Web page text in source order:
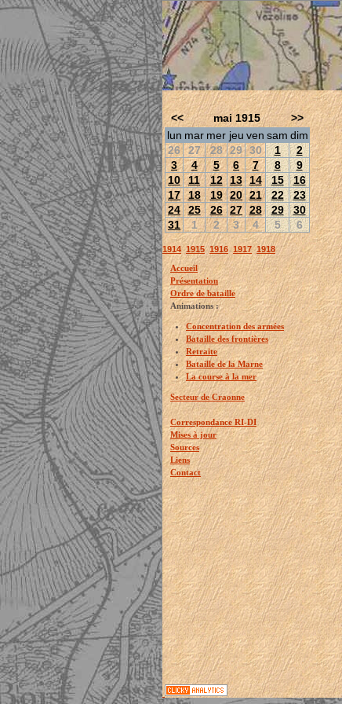
<< mai 1915
>>
lun mar mer jeu ven sam dim
26
27 28 29 30 1
2
3
4 5 6 7 8
9
10
11 12 13 14 15
16
17 18 19 20 21 22
23
24 25 26 27 28 29
30
31
1 2 3 4 5 6
1914 1915 1916 1917 1918
Accueil
Présentation
Ordre de bataille
Animations :
Concentration des armées
Bataille des frontières
Retraite
Bataille de la Marne
La course à la mer
Secteur de Craonne
Correspondance RI-DI
Mises à jour
Sources
Liens
Contact